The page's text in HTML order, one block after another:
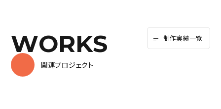
WORKS
関連プロジェクト
制作実績一覧